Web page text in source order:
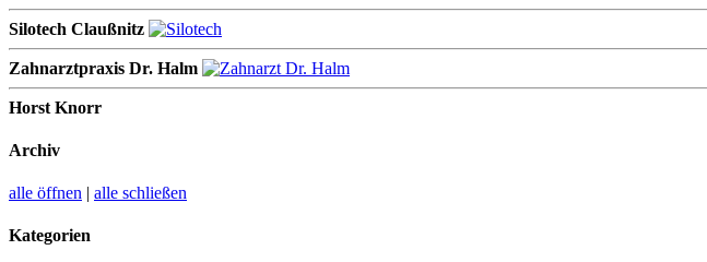
Silotech Claußnitz
Zahnarztpraxis Dr. Halm
Horst Knorr
Archiv
alle öffnen | alle schließen
Kategorien